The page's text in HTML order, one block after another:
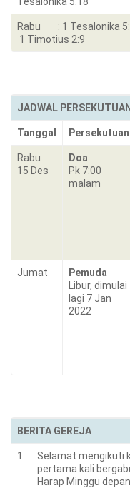
Rabu : 1 Tesalonika
1 Timotius 2:9
JADWAL
Tanggal Persekutuan
Rabu
15 Des
Doa
Pk 7:00
malam
Jumat
Pemuda
Libur, dimulai
lagi 7 Jan
2022
BERITA GEREJA
1.
Selamat mengikuti
pertama kali
Harap Minggu